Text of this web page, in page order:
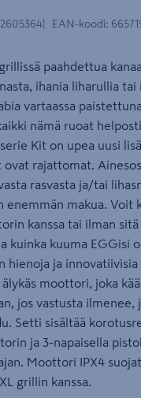
EAN-koodi:
paahdettua
ihania liharullia
vartaassa
nämä ruoat
Kit on upea uusi
ovat rajattomat.
rasvasta ja/tai
enemmän makua. Voit
kanssa tai ilman sitä
kuinka kuuma EGGisi
hienoja ja innovatiivisia
moottori, joka
jos vastusta ilmenee,
Setti sisältää
ja 3-napaisella
Moottori IPX4
grillin kanssa.